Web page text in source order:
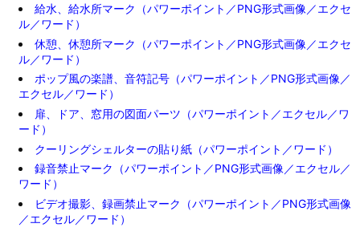
給水、給水所マーク（パワーポイント／PNG形式画像／エクセ
ル／ワード）
休憩、休憩所マーク（パワーポイント／PNG形式画像／エクセ
ル／ワード）
ポップ風の楽譜、音符記号（パワーポイント／PNG形式画像／
エクセル／ワード）
扉、ドア、窓用の図面パーツ（パワーポイント／エクセル／ワ
ード）
クーリングシェルターの貼り紙（パワーポイント／ワード）
録音禁止マーク（パワーポイント／PNG形式画像／エクセル／
ワード）
ビデオ撮影、録画禁止マーク（パワーポイント／PNG形式画像
／エクセル／ワード）